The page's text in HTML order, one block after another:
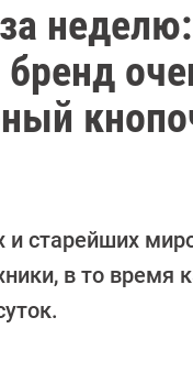
старейших
в то